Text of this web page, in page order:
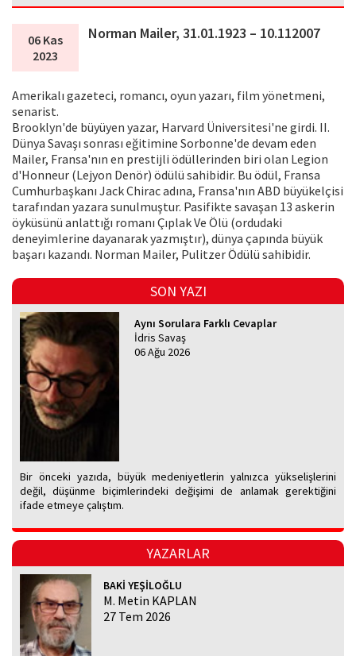
06 Kas
2023
Norman Mailer, 31.01.1923 – 10.112007
Amerikalı gazeteci, romancı, oyun yazarı, film yönetmeni,
senarist.
Brooklyn'de büyüyen yazar, Harvard Üniversitesi'ne girdi. II.
Dünya Savaşı sonrası eğitimine Sorbonne'de devam eden
Mailer, Fransa'nın en prestijli ödüllerinden biri olan Legion
d'Honneur (Lejyon Denör) ödülü sahibidir. Bu ödül, Fransa
Cumhurbaşkanı Jack Chirac adına, Fransa'nın ABD büyükelçisi
tarafından yazara sunulmuştur. Pasifikte savaşan 13 askerin
öyküsünü anlattığı romanı Çıplak Ve Ölü (ordudaki
deneyimlerine dayanarak yazmıştır), dünya çapında büyük
başarı kazandı. Norman Mailer, Pulitzer Ödülü sahibidir.
SON YAZI
Aynı Sorulara Farklı Cevaplar
İdris Savaş
06 Ağu 2026
Bir önceki yazıda, büyük medeniyetlerin yalnızca yükselişlerini
değil, düşünme biçimlerindeki değişimi de anlamak gerektiğini
ifade etmeye çalıştım.
YAZARLAR
BAKİ YEŞİLOĞLU
M. Metin KAPLAN
27 Tem 2026